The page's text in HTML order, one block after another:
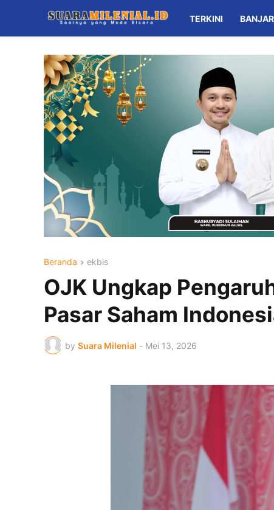
TERKINI
Beranda ekbis
OJK Ungkap
Pasar Saham
by Suara Milenial - Mei 13, 2026